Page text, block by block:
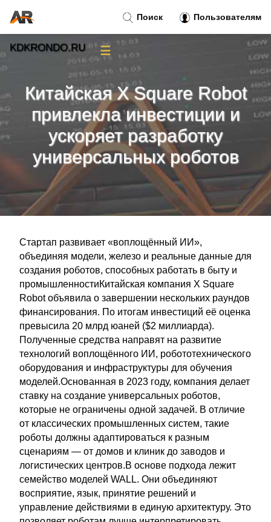
Китайская X Square Robot
привлекла инвестиции и
ускоряет разработку
универсальных роботов
Стартап развивает «воплощённый ИИ»,
объединяя модели, железо и реальные данные для
создания роботов, способных работать в быту и
промышленностиКитайская компания X Square
Robot объявила о завершении нескольких раундов
финансирования. По итогам инвестиций её оценка
превысила 20 млрд юаней ($2 миллиарда).
Полученные средства направят на развитие
технологий воплощённого ИИ, робототехнического
оборудования и инфраструктуры для обучения
моделей.Основанная в 2023 году, компания делает
ставку на создание универсальных роботов,
которые не ограничены одной задачей. В отличие
от классических промышленных систем, такие
роботы должны адаптироваться к разным
сценариям — от домов и клиник до заводов и
логистических центров.В основе подхода лежит
семейство моделей WALL. Они объединяют
восприятие, язык, принятие решений и
управление действиями в единую архитектуру. Это
Поиск Пользователям
KDKRONDO.RU ☰
Тренды новостей»
Рубрики»
Правила»
Контакт